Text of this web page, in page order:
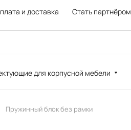
и доставка Стать партнёром
для корпусной мебели
Пружинный блок без рамки